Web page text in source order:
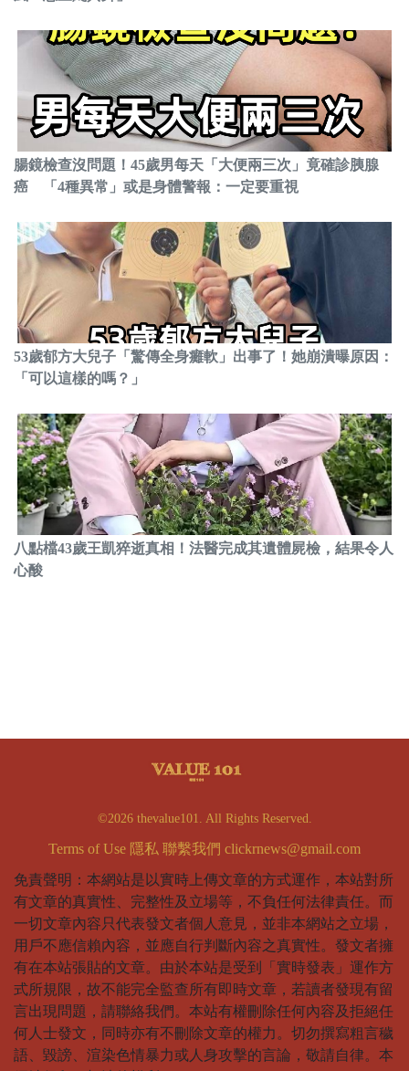
腸鏡檢查沒問題！45歲男每天「大便兩三次」竟確診胰腺
癌 「4種異常」或是身體警報：一定要重視
53歲郁方大兒子「驚傳全身癱軟」出事了！她崩潰曝原因：
「可以這樣的嗎？」
八點檔43歲王凱猝逝真相！法醫完成其遺體屍檢，結果令人
心酸
©2026 thevalue101. All Rights Reserved.
Terms of Use 隱私 聯繫我們 clickrnews@gmail.com
免責聲明：本網站是以實時上傳文章的方式運作，本站對所
有文章的真實性、完整性及立場等，不負任何法律責任。而
一切文章內容只代表發文者個人意見，並非本網站之立場，
用戶不應信賴內容，並應自行判斷內容之真實性。發文者擁
有在本站張貼的文章。由於本站是受到「實時發表」運作方
式所規限，故不能完全監查所有即時文章，若讀者發現有留
言出現問題，請聯絡我們。本站有權刪除任何內容及拒絕任
何人士發文，同時亦有不刪除文章的權力。切勿撰寫粗言穢
語、毀謗、渲染色情暴力或人身攻擊的言論，敬請自律。本